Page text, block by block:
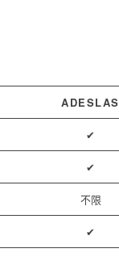
ADESLAS
✔
✔
不限
✔